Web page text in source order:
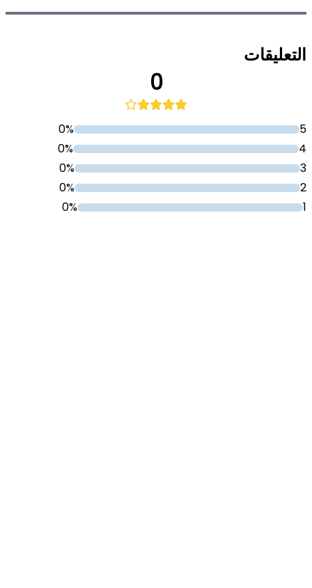
التعليقات
0
5
0%
4
0%
3
0%
2
0%
1
0%